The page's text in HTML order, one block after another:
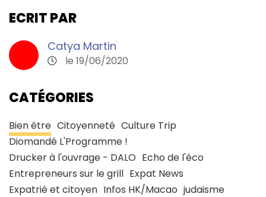
ECRIT PAR
Catya Martin
le 19/06/2020
CATÉGORIES
Bien être Citoyenneté Culture Trip
Diomandé L'Programme !
Drucker à l'ouvrage - DALO Echo de l'éco
Entrepreneurs sur le grill Expat News
Expatrié et citoyen Infos HK/Macao judaisme